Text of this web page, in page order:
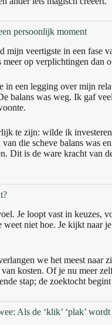
persoonlijk moment
mijn veertigste in een fase
meer op verplichtingen dan
in een legging over mijn
balans was weg. Ik gaf
te zijn: wilde ik
die scheve balans was
Dit is de ware kracht van
Je loopt vast in keuzes,
weet niet hoe. Je kijkt naar
we het meest
van kosten. Of je nu meer
stap; de zoektocht
Als de ‘klik’ ‘plak’ wordt